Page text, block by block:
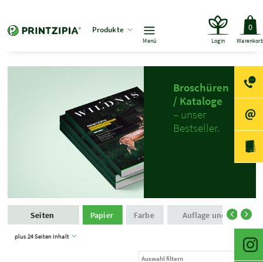
Produkte
Menü Login
0
Broschüren
/ Kataloge
– unser
Bestseller.
Seiten
plus 24 Seiten Inhalt
Papier Farbe Auflage und